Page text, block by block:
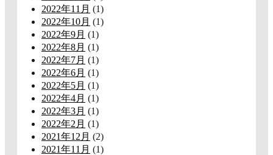
2022年11月 (1)
2022年10月 (1)
2022年9月 (1)
2022年8月 (1)
2022年7月 (1)
2022年6月 (1)
2022年5月 (1)
2022年4月 (1)
2022年3月 (1)
2022年2月 (1)
2021年12月 (2)
2021年11月 (1)